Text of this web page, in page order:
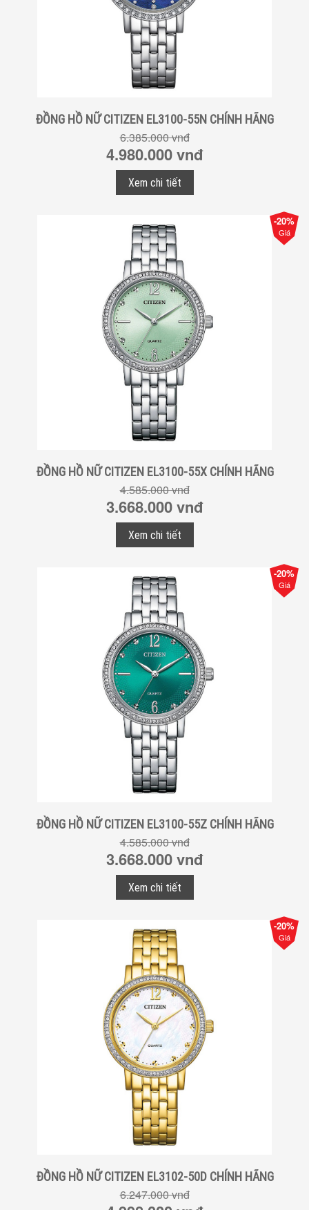
ĐỒNG HỒ NỮ CITIZEN EL3100-55N CHÍNH HÃNG
6.385.000 vnđ
4.980.000 vnđ
Xem chi tiết
-20%
Giá
ĐỒNG HỒ NỮ CITIZEN EL3100-55X CHÍNH HÃNG
4.585.000 vnđ
3.668.000 vnđ
Xem chi tiết
-20%
Giá
ĐỒNG HỒ NỮ CITIZEN EL3100-55Z CHÍNH HÃNG
4.585.000 vnđ
3.668.000 vnđ
Xem chi tiết
-20%
Giá
ĐỒNG HỒ NỮ CITIZEN EL3102-50D CHÍNH HÃNG
6.247.000 vnđ